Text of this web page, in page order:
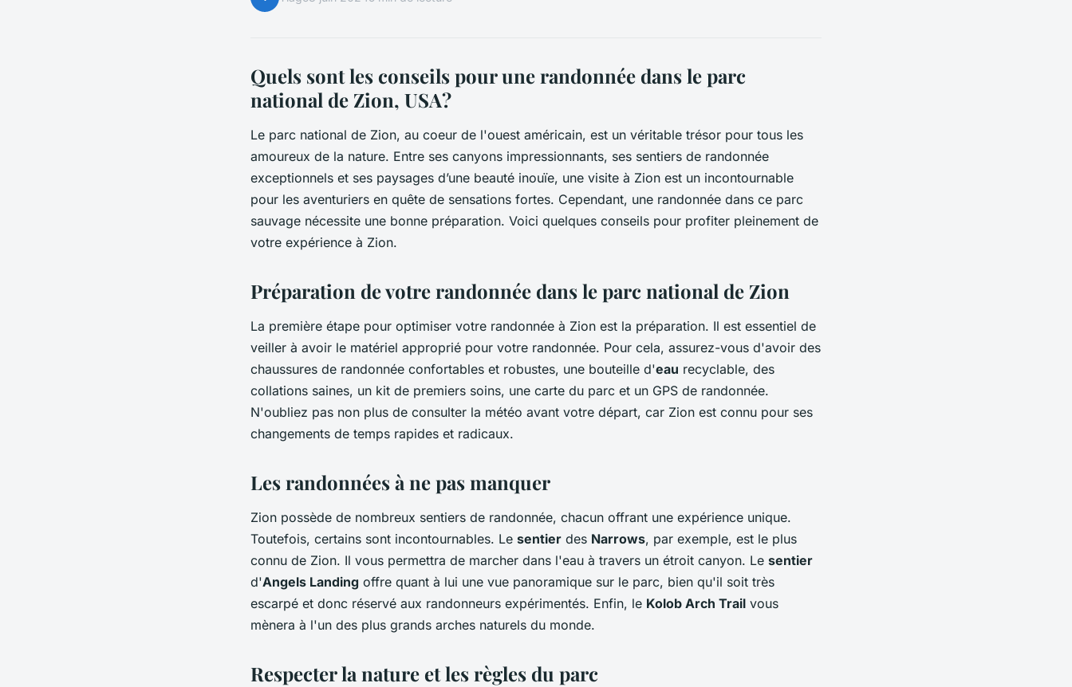
Quels sont les conseils pour une randonnée dans le parc
national de Zion, USA?
Le parc national de Zion, au coeur de l'ouest américain, est un véritable trésor pour tous les
amoureux de la nature. Entre ses canyons impressionnants, ses sentiers de randonnée
exceptionnels et ses paysages d’une beauté inouïe, une visite à Zion est un incontournable
pour les aventuriers en quête de sensations fortes. Cependant, une randonnée dans ce parc
sauvage nécessite une bonne préparation. Voici quelques conseils pour profiter pleinement de
votre expérience à Zion.
Préparation de votre randonnée dans le parc national de Zion
La première étape pour optimiser votre randonnée à Zion est la préparation. Il est essentiel de
veiller à avoir le matériel approprié pour votre randonnée. Pour cela, assurez-vous d'avoir des
chaussures de randonnée confortables et robustes, une bouteille d'eau recyclable, des
collations saines, un kit de premiers soins, une carte du parc et un GPS de randonnée.
N'oubliez pas non plus de consulter la météo avant votre départ, car Zion est connu pour ses
changements de temps rapides et radicaux.
Les randonnées à ne pas manquer
Zion possède de nombreux sentiers de randonnée, chacun offrant une expérience unique.
Toutefois, certains sont incontournables. Le sentier des Narrows, par exemple, est le plus
connu de Zion. Il vous permettra de marcher dans l'eau à travers un étroit canyon. Le sentier
d'Angels Landing offre quant à lui une vue panoramique sur le parc, bien qu'il soit très
escarpé et donc réservé aux randonneurs expérimentés. Enfin, le Kolob Arch Trail vous
mènera à l'un des plus grands arches naturels du monde.
Respecter la nature et les règles du parc